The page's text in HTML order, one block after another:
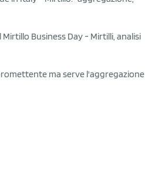
Mirtillo Business Day - Mirtilli, analisi
ma serve l'aggregazione